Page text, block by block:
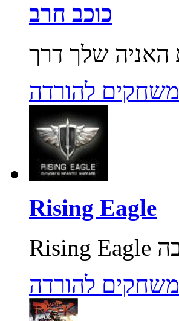
כוכב חרב
משחקים להורדה
Rising Eagle
משחקים להורדה